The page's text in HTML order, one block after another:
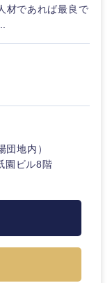
材であれば最良で
地内）
園ビル8階